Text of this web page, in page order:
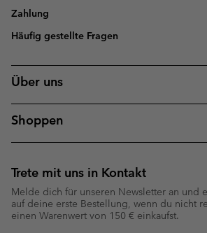
Zahlung
Häufig gestellte Fragen
Über uns
Shoppen
Trete mit uns in Kontakt
Melde dich für unseren Newsletter an und
auf deine erste Bestellung, wenn du nicht
einen Warenwert von 150 € einkaufst.